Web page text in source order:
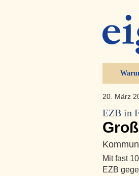
20. März
EZB in
Mit fast
EZB